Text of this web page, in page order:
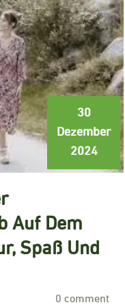
30
Dezember
2024
Auf Dem
Spaß Und
0 comment